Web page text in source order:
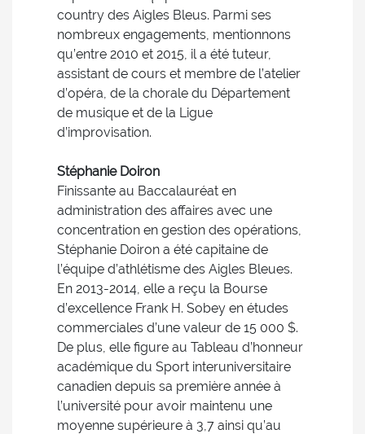
country des Aigles Bleus. Parmi ses
nombreux engagements, mentionnons
qu’entre 2010 et 2015, il a été tuteur,
assistant de cours et membre de l’atelier
d’opéra, de la chorale du Département
de musique et de la Ligue
d’improvisation.
Stéphanie Doiron
Finissante au Baccalauréat en
administration des affaires avec une
concentration en gestion des opérations,
Stéphanie Doiron a été capitaine de
l’équipe d’athlétisme des Aigles Bleues.
En 2013-2014, elle a reçu la Bourse
d’excellence Frank H. Sobey en études
commerciales d’une valeur de 15 000 $.
De plus, elle figure au Tableau d’honneur
académique du Sport interuniversitaire
canadien depuis sa première année à
l’université pour avoir maintenu une
moyenne supérieure à 3,7 ainsi qu’au